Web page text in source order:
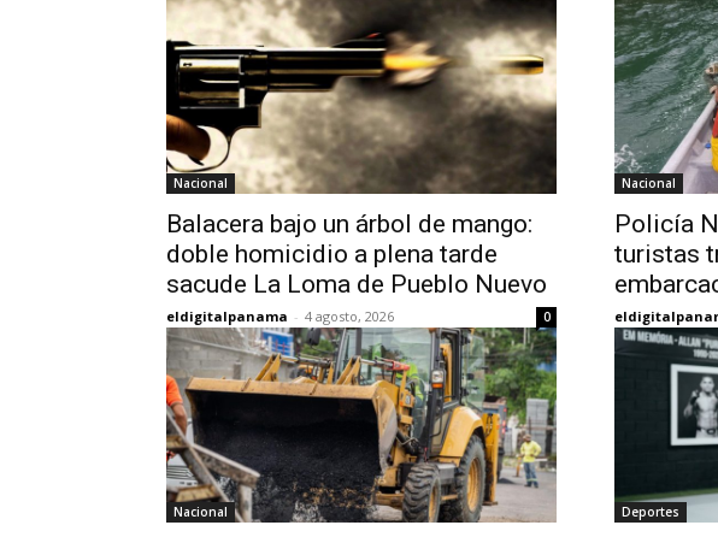
Nacional
Balacera bajo un árbol de mango:
doble homicidio a plena tarde
sacude La Loma de Pueblo Nuevo
eldigitalpanama - 4 agosto, 2026 0
Nacional
Policía
turistas
Nacional Deportes